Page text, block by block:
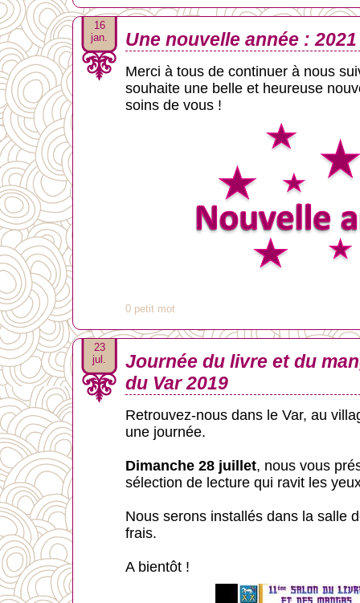
16
jan.
Une nouvelle année : 2021
Merci à tous de continuer à nous
souhaite une belle et heureuse
soins de vous !
0 petit mot
23
jul.
Journée du livre et du
du Var 2019
Retrouvez-nous dans le Var, au
une journée.
Dimanche 28 juillet, nous vous
sélection de lecture qui ravit les
Nous serons installés dans la salle
frais.
A bientôt !